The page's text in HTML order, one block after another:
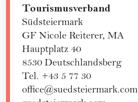
Tourismusverband
Südsteiermark
GF Nicole Reiterer, MA
Hauptplatz 40
8530 Deutschlandsberg
Tel. +43 5 77 30
office@suedsteiermark.com